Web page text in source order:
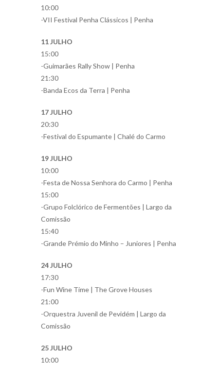
10:00
-VII Festival Penha Clássicos | Penha
11 JULHO
15:00
-Guimarães Rally Show | Penha
21:30
-Banda Ecos da Terra | Penha
17 JULHO
20:30
-Festival do Espumante | Chalé do Carmo
19 JULHO
10:00
-Festa de Nossa Senhora do Carmo | Penha
15:00
-Grupo Folclórico de Fermentões | Largo da
Comissão
15:40
-Grande Prémio do Minho – Juniores | Penha
24 JULHO
17:30
-Fun Wine Time | The Grove Houses
21:00
-Orquestra Juvenil de Pevidém | Largo da
Comissão
25 JULHO
10:00